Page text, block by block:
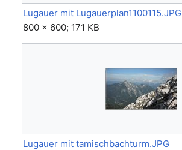
Lugauer mit Lugauerplan1100115.JPG
800 × 600; 171 KB
Lugauer mit tamischbachturm.JPG